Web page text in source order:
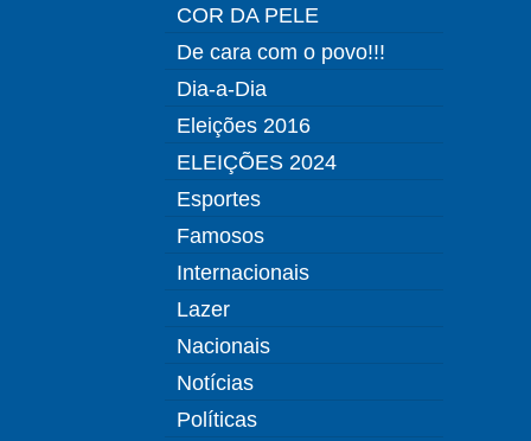
COR DA PELE
De cara com o povo!!!
Dia-a-Dia
Eleições 2016
ELEIÇÕES 2024
Esportes
Famosos
Internacionais
Lazer
Nacionais
Notícias
Políticas